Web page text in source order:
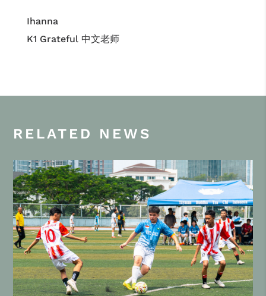
Ihanna
K1 Grateful 中文老师
RELATED NEWS